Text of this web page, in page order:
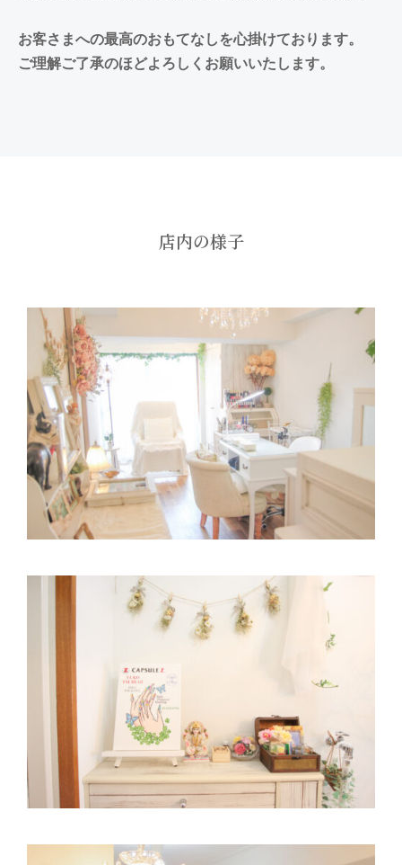
お客さまへの最高のおもてなしを心掛けております。
ご理解ご了承のほどよろしくお願いいたします。
店内の様子